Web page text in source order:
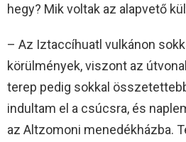
hegy? Mik voltak az alapvető
– Az Iztaccíhuatl vulkánon
körülmények, viszont az
terep pedig sokkal
indultam el a csúcsra, és
az Altzomoni menedékházba.